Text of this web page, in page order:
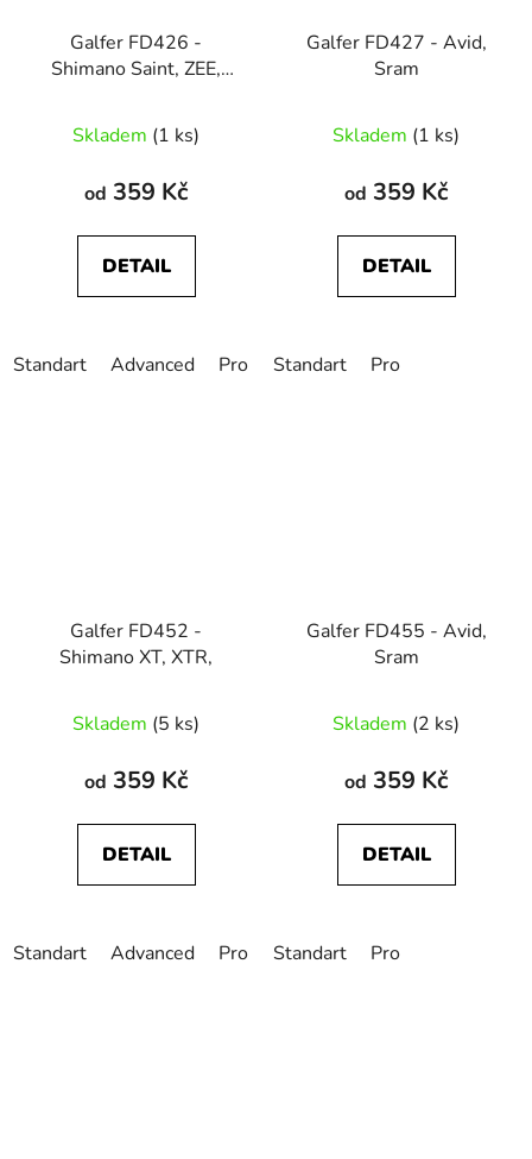
Galfer FD426 -
Shimano Saint, ZEE,
Skladem (1 ks)
od 359 Kč
DETAIL
Standart Advanced Pro
Galfer FD427 - Avid,
Sram
Skladem (1 ks)
od 359 Kč
DETAIL
Standart Pro
Galfer FD452 -
Shimano XT, XTR,
hodnocení
produktu
4,0
z
Skladem (5 ks)
od 359 Kč
DETAIL
Standart Advanced Pro
Galfer FD455 - Avid,
Sram
Skladem (2 ks)
od 359 Kč
DETAIL
Standart Pro